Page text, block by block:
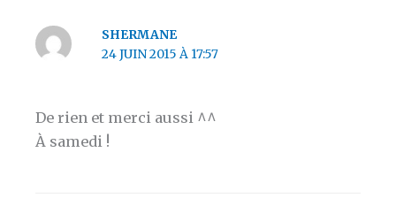
SHERMANE
24 JUIN 2015 À 17:57
De rien et merci aussi ^^
À samedi !